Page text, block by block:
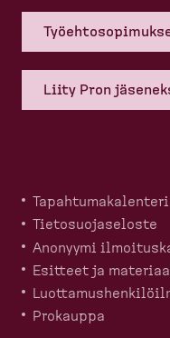
Liity Pron
Tapahtu­ma­ka­lenteri
Tietosuo­ja­seloste
Anonyymi
Esitteet ja
Prokauppa